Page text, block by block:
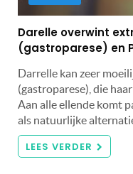
Darelle overwint
(gastroparese) en
Darrelle kan zeer
(gastroparese), die
Aan alle ellende komt
als natuurlijke
LEES VERDER